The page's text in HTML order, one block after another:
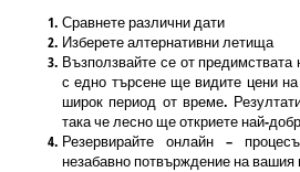
Сравнете различни дати
Изберете алтернативни летища
Възползвайте се от
с едно търсене ще видите цени
широк период от време.
така че лесно ще откриете най-
Резервирайте онлайн –
незабавно потвърждение на вашия